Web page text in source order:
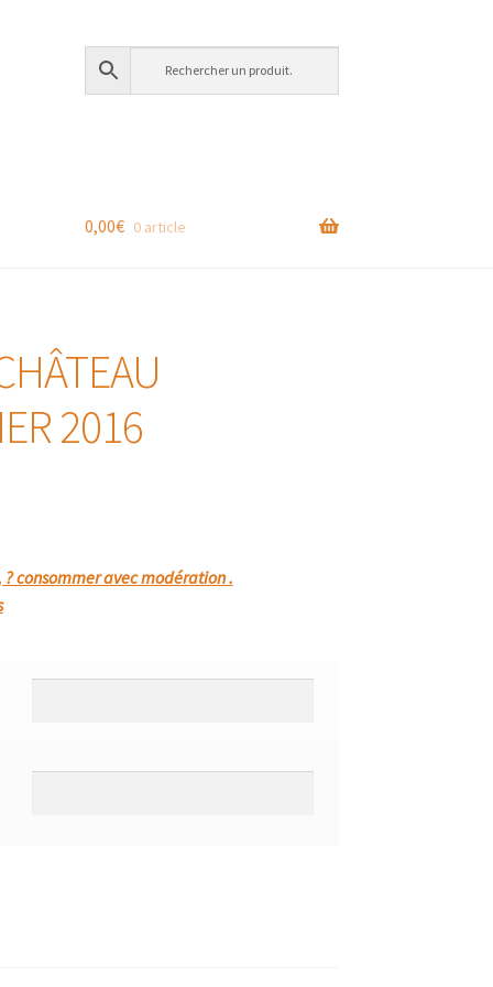
0,00€ 0 article
2016
? consommer avec modération .